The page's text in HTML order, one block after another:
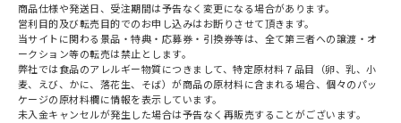
商品仕様や発送日、受注期間は予告なく変更になる場合があります。
営利目的及び転売目的でのお申し込みはお断りさせて頂きます。
当サイトに関わる景品・特典・応募券・引換券等は、全て第三者への譲渡・オ
ークション等の転売は禁止とします。
弊社では食品のアレルギー物質につきまして、特定原材料７品目（卵、乳、小
麦、えび、かに、落花生、そば）が商品の原材料に含まれる場合、個々のパッ
ケージの原材料欄に情報を表示しています。
未入金キャンセルが発生した場合は予告なく再販売することがございます。